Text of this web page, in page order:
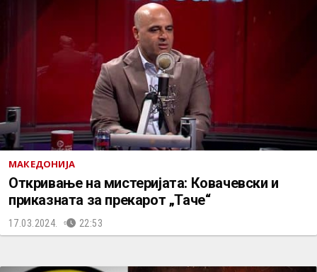
МАКЕДОНИЈА
Откривање на мистеријата: Ковачевски и
приказната за прекарот „Таче“
17.03.2024. 22:53